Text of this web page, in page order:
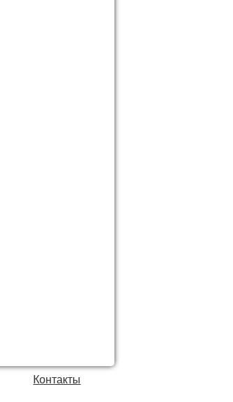
Контакты